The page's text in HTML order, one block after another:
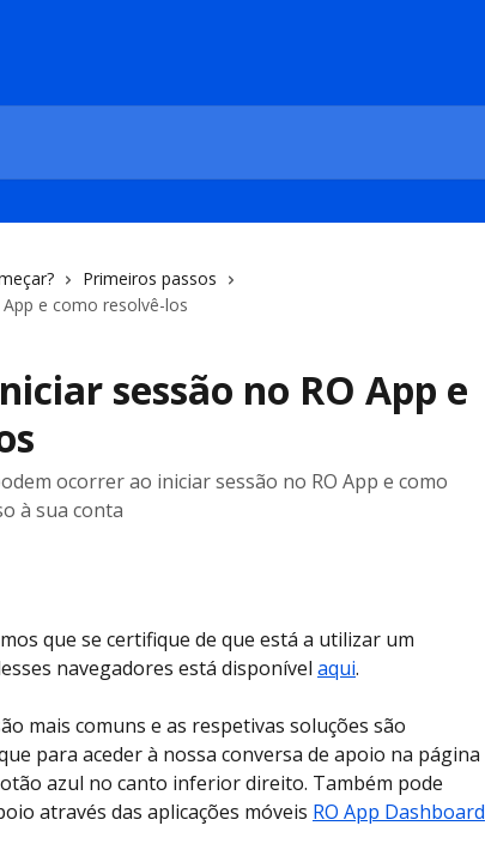
Primeiros passos
e como resolvê-los
sessão no RO App e
ocorrer ao iniciar sessão no RO App e como
à sua conta
que se certifique de que está a utilizar um
navegadores está disponível aqui.
mais comuns e as respetivas soluções são
para aceder à nossa conversa de apoio na página
azul no canto inferior direito. Também pode
através das aplicações móveis RO App Dashboard